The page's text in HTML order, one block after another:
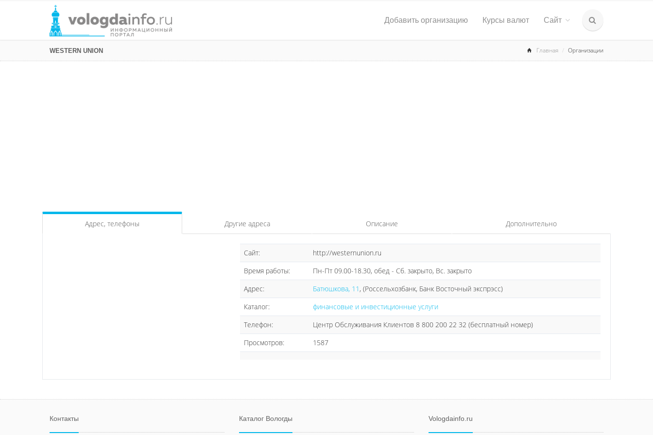
Добавить организацию Курсы валют Сайт
WESTERN UNION Главная Организации
Адрес, телефоны Другие адреса Описание Дополнительно
Сайт:
http://westernunion.ru
Время работы:
Пн-Пт 09.00-18.30, обед - Сб. закрыто, Вс. закрыто
Адрес:
Батюшкова, 11 , (Россельхозбанк, Банк Восточный экспрэсс)
Каталог:
финансовые и инвестиционные услуги
Телефон:
Центр Обслуживания Клиентов 8 800 200 22 32 (бесплатный номер)
Просмотров:
1587
Контакты Каталог Вологды Vologdainfo.ru